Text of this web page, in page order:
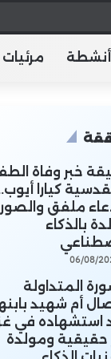
مرئيات
خبر وفاة
كيارا
ملفق
بالذكاء
06/08/
المتداولة
أم شهيد
استشهاده في
حقيقية ومولدة